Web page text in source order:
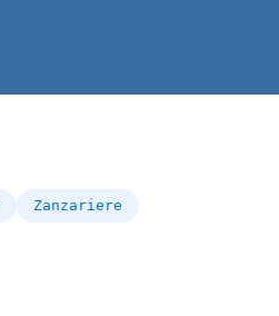
Zanzariere